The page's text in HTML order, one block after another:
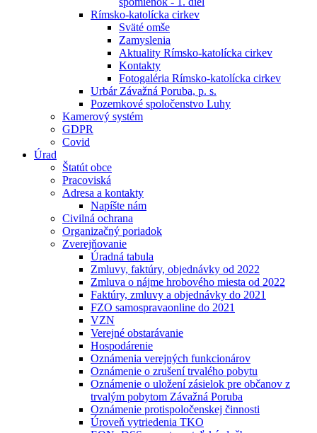
Rímsko-katolícka cirkev
Sväté omše
Zamyslenia
Aktuality Rímsko-katolícka cirkev
Kontakty
Fotogaléria Rímsko-katolícka cirkev
Urbár Závažná Poruba, p. s.
Pozemkové spoločenstvo Luhy
Kamerový systém
GDPR
Covid
Úrad
Štatút obce
Pracoviská
Adresa a kontakty
Napíšte nám
Civilná ochrana
Organizačný poriadok
Zverejňovanie
Úradná tabula
Zmluvy, faktúry, objednávky od 2022
Zmluva o nájme hrobového miesta od 2022
Faktúry, zmluvy a objednávky do 2021
FZO samospravaonline do 2021
VZN
Verejné obstarávanie
Hospodárenie
Oznámenia verejných funkcionárov
Oznámenie o zrušení trvalého pobytu
Oznámenie o uložení zásielok pre občanov z
trvalým pobytom Závažná Poruba
Oznámenie protispoločenskej činnosti
Úroveň vytriedenia TKO